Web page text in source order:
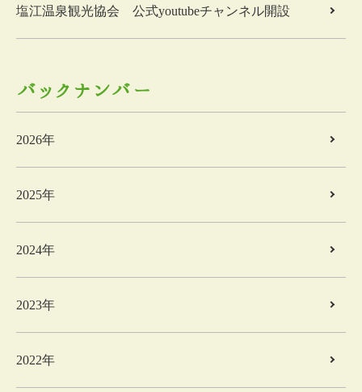
塩江温泉観光協会 公式youtubeチャンネル開設
バックナンバー
2026年
2025年
2024年
2023年
2022年